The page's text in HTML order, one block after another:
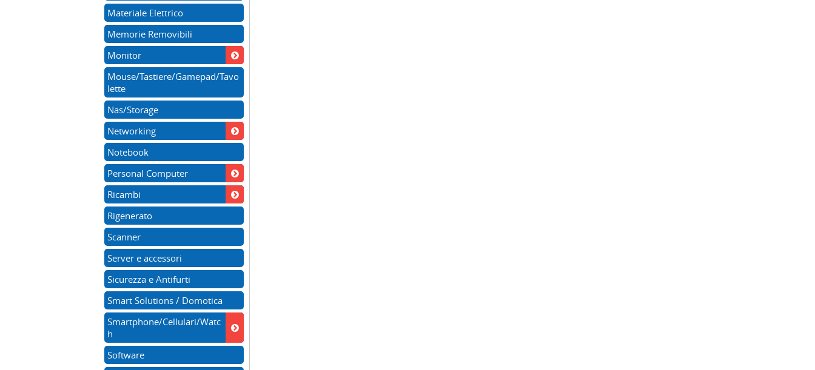
Materiale Elettrico
Memorie Removibili
Monitor
Mouse/Tastiere/Gamepad/Tavo
lette
Nas/Storage
Networking
Notebook
Personal Computer
Ricambi
Rigenerato
Scanner
Server e accessori
Sicurezza e Antifurti
Smart Solutions / Domotica
Smartphone/Cellulari/Watc
h
Software